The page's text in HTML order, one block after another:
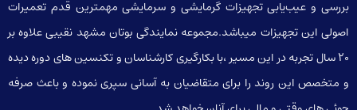
بررسی و عیب‌یابی تجهیزات گرمایشی و سرمایشی مهمترین قدم تعمیرات
اصولی این تجهیزات میباشد.مجموعه نمایندگی بوتان مشهد نقیبی علاوه بر
20 سال تجربه در این مسیر ،با بکارگیری کارشناسان و تکنسین های دوره دیده
و متخصص این روند را برای متقاضیان به آسانی سپری نموده و باعث صرفه